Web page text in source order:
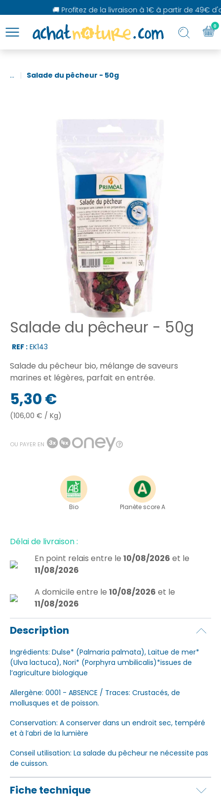
🚚 Profitez de la livraison à 1€ à partir de 49€
... Salade du pêcheur - 50g
Salade du pêcheur - 50g
REF : EK143
Salade du pêcheur bio, mélange de saveurs
marines et légères, parfait en entrée.
5,30 €
(106,00 € / Kg)
OU PAYER EN
Bio Planète score A
Délai de livraison :
En point relais entre le 10/08/2026 et le
11/08/2026
A domicile entre le 10/08/2026 et le
11/08/2026
Description
Ingrédients: Dulse* (Palmaria palmata), Laitue de mer*
(Ulva lactuca), Nori* (Porphyra umbilicalis)*issues de
l’agriculture biologique
Allergène: 0001 - ABSENCE / Traces: Crustacés, de
mollusques et de poisson.
Conservation: A conserver dans un endroit sec, tempéré
et à l’abri de la lumière
Conseil utilisation: La salade du pêcheur ne nécessite pas
de cuisson.
Fiche technique
0